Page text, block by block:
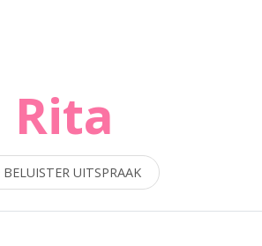
Rita
BELUISTER UITSPRAAK